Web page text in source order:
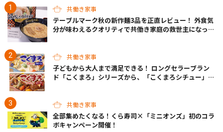
共働き家事
テーブルマーク秋の新作麺3品を正直レビュー！ 外食気
分が味わえるクオリティで共働き家庭の救世主になって
共働き家事
子どもから大人まで満足できる！ ロングセラーブラン
ド「こくまろ」シリーズから、「こくまろシチュー」＜
共働き家事
全部集めたくなる！くら寿司×「ミニオンズ」初のコラ
ボキャンペーン開催！